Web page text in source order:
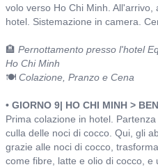
volo verso Ho Chi Minh.
hotel. Sistemazione in camera.
🏨 Pernottamento presso l'hotel
Ho Chi Minh
🍽️ Colazione, Pranzo e Cena
• GIORNO 9| HO CHI MINH >
Prima colazione in hotel.
culla delle noci di cocco. Qui, gli
grazie alle noci di cocco,
come fibre, latte e olio di cocco, e